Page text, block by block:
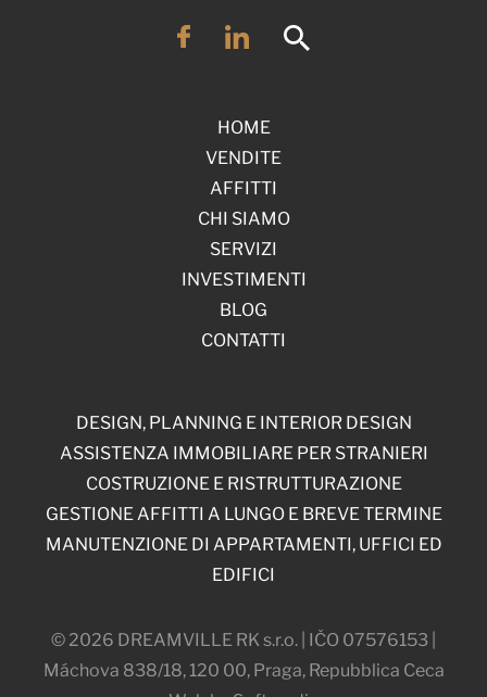
HOME
VENDITE
AFFITTI
CHI SIAMO
SERVIZI
INVESTIMENTI
BLOG
CONTATTI
© 2026 DREAMVILLE RK s.r.o. | IČO 07576153 |
Máchova 838/18, 120 00, Praga, Repubblica Ceca
DESIGN, PLANNING E INTERIOR DESIGN
ASSISTENZA IMMOBILIARE PER STRANIERI
COSTRUZIONE E RISTRUTTURAZIONE
GESTIONE AFFITTI A LUNGO E BREVE TERMINE
MANUTENZIONE DI APPARTAMENTI, UFFICI ED
EDIFICI